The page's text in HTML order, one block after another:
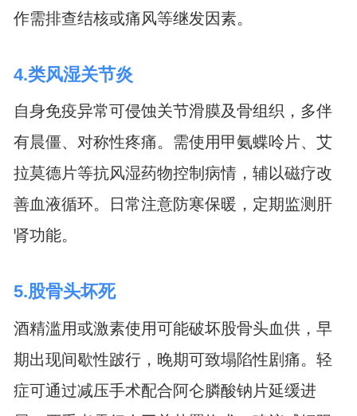
作需排查结核或痛风等继发因素。
4.类风湿关节炎
自身免疫异常可侵蚀关节滑膜及骨组织，多伴
有晨僵、对称性疼痛。需使用甲氨蝶呤片、艾
拉莫德片等抗风湿药物控制病情，辅以磁疗改
善血液循环。日常注意防寒保暖，定期监测肝
肾功能。
5.股骨头坏死
酒精滥用或激素使用可能破坏股骨头血供，早
期出现间歇性跛行，晚期可致塌陷性剧痛。轻
症可通过减压手术配合阿仑膦酸钠片延缓进